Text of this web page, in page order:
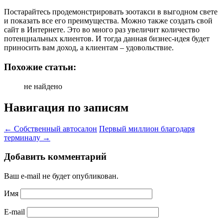
Постарайтесь продемонстрировать зоотакси в выгодном свете
и показать все его преимущества. Можно также создать свой
сайт в Интернете. Это во много раз увеличит количество
потенциальных клиентов. И тогда данная бизнес-идея будет
приносить вам доход, а клиентам – удовольствие.
Похожие статьи:
не найдено
Навигация по записям
← Собственный автосалон Первый миллион благодаря
терминалу →
Добавить комментарий
Ваш e-mail не будет опубликован.
Имя
E-mail